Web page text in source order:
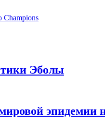
Champions
Эболы
эпидемии